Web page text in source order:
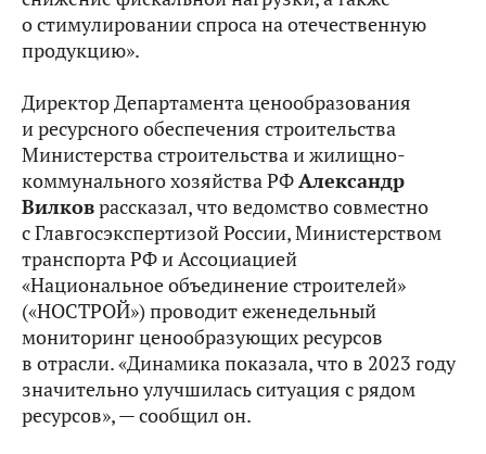
о стимулировании спроса на отечественную
продукцию».
Директор Департамента ценообразования
и ресурсного обеспечения строительства
Министерства строительства и жилищно-
коммунального хозяйства РФАлександр
Вилковрассказал, что ведомство совместно
с Главгосэкспертизой России, Министерством
транспорта РФ и Ассоциацией
«Национальное объединение строителей»
(«НОСТРОЙ») проводит еженедельный
мониторинг ценообразующих ресурсов
в отрасли. «Динамика показала, что в 2023 году
значительно улучшилась ситуация с рядом
ресурсов», — сообщил он.